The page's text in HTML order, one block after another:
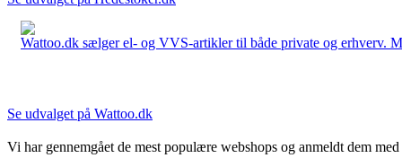
Wattoo.dk sælger el- og VVS-artikler til både private og erhverv.
Se udvalget på Wattoo.dk
Vi har gennemgået de mest populære webshops og anmeldt dem